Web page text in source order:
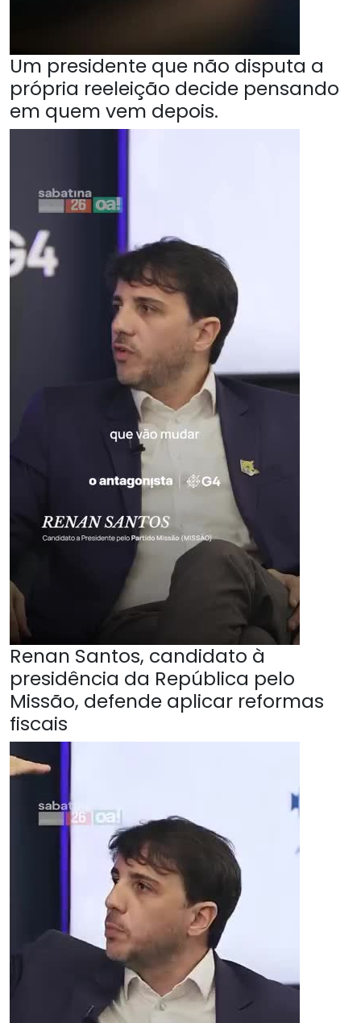
Um presidente que não disputa a
própria reeleição decide pensando
em quem vem depois.
Renan Santos, candidato à
presidência da República pelo
Missão, defende aplicar reformas
fiscais